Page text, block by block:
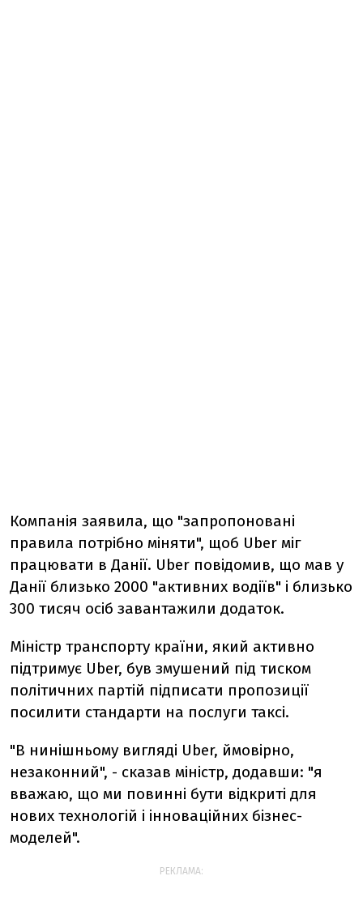
Компанія заявила, що "запропоновані
правила потрібно міняти", щоб Uber міг
працювати в Данії. Uber повідомив, що мав у
Данії близько 2000 "активних водіїв" і близько
300 тисяч осіб завантажили додаток.
Міністр транспорту країни, який активно
підтримує Uber, був змушений під тиском
політичних партій підписати пропозиції
посилити стандарти на послуги таксі.
"В нинішньому вигляді Uber, ймовірно,
незаконний", - сказав міністр, додавши: "я
вважаю, що ми повинні бути відкриті для
нових технологій і інноваційних бізнес-
моделей".
РЕКЛАМА: